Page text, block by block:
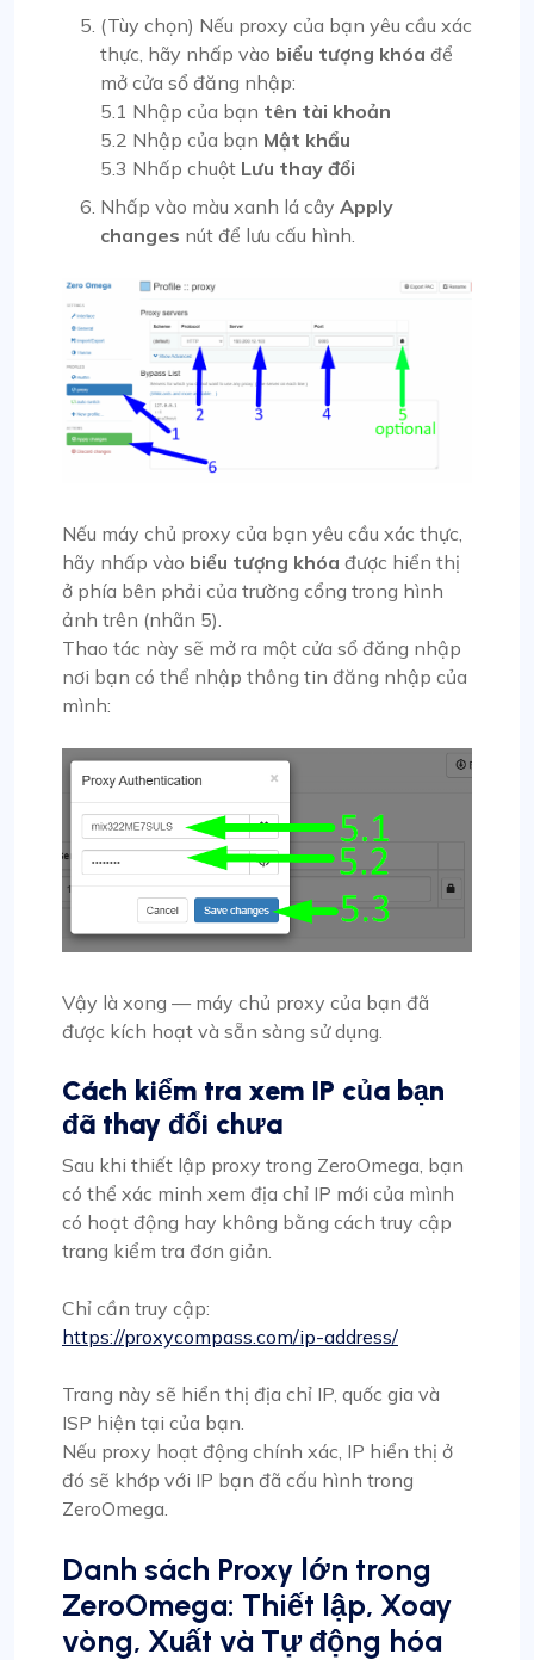
(Tùy chọn) Nếu proxy của bạn yêu cầu xác
thực, hãy nhấp vào biểu tượng khóa để
mở cửa sổ đăng nhập:
5.1 Nhập của bạn tên tài khoản
5.2 Nhập của bạn Mật khẩu
5.3 Nhấp chuột Lưu thay đổi
Nhấp vào màu xanh lá cây Apply
changes nút để lưu cấu hình.
Nếu máy chủ proxy của bạn yêu cầu xác thực,
hãy nhấp vào biểu tượng khóa được hiển thị
ở phía bên phải của trường cổng trong hình
ảnh trên (nhãn 5).
Thao tác này sẽ mở ra một cửa sổ đăng nhập
nơi bạn có thể nhập thông tin đăng nhập của
mình:
Vậy là xong — máy chủ proxy của bạn đã
được kích hoạt và sẵn sàng sử dụng.
Cách kiểm tra xem IP của bạn
đã thay đổi chưa
Sau khi thiết lập proxy trong ZeroOmega, bạn
có thể xác minh xem địa chỉ IP mới của mình
có hoạt động hay không bằng cách truy cập
trang kiểm tra đơn giản.
Chỉ cần truy cập:
https://proxycompass.com/ip-address/
Trang này sẽ hiển thị địa chỉ IP, quốc gia và
ISP hiện tại của bạn.
Nếu proxy hoạt động chính xác, IP hiển thị ở
đó sẽ khớp với IP bạn đã cấu hình trong
ZeroOmega.
Danh sách Proxy lớn trong
ZeroOmega: Thiết lập, Xoay
vòng, Xuất và Tự động hóa